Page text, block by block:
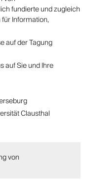
fundierte und zugleich
Information,
auf der Tagung
auf Sie und Ihre
Clausthal
von